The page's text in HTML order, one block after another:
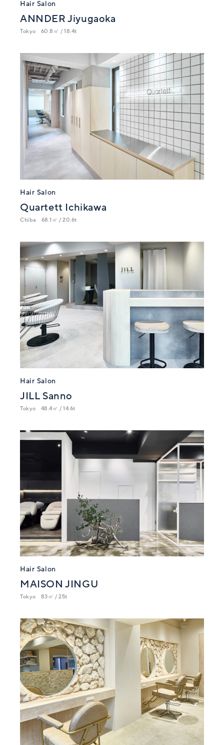
Hair Salon
ANNDER Jiyugaoka
Tokyo 60.8㎡ / 18.4t
Hair Salon
Quartett Ichikawa
Chiba 68.1㎡ / 20.6t
Hair Salon
JILL Sanno
Tokyo 48.4㎡ / 14.6t
Hair Salon
MAISON JINGU
Tokyo 83㎡ / 25t